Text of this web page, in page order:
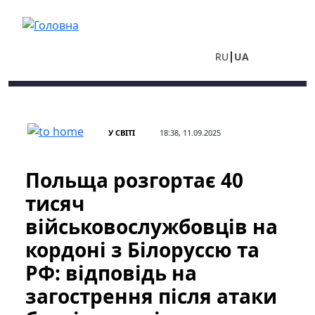
RU UA
У СВІТІ 18:38, 11.09.2025
Польща розгортає 40
тисяч
військовослужбовців на
кордоні з Білоруссю та
РФ: відповідь на
загострення після атаки